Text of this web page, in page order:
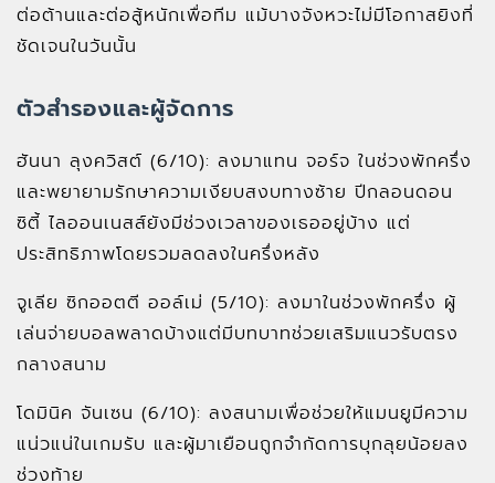
ต่อต้านและต่อสู้หนักเพื่อทีม แม้บางจังหวะไม่มีโอกาสยิงที่
ชัดเจนในวันนั้น
ตัวสำรองและผู้จัดการ
ฮันนา ลุงควิสต์ (6/10): ลงมาแทน จอร์จ ในช่วงพักครึ่ง
และพยายามรักษาความเงียบสงบทางซ้าย ปีกลอนดอน
ซิตี้ ไลออนเนสส์ยังมีช่วงเวลาของเธออยู่บ้าง แต่
ประสิทธิภาพโดยรวมลดลงในครึ่งหลัง
จูเลีย ซิกออตตี ออล์เม่ (5/10): ลงมาในช่วงพักครึ่ง ผู้
เล่นจ่ายบอลพลาดบ้างแต่มีบทบาทช่วยเสริมแนวรับตรง
กลางสนาม
โดมินิค จันเซน (6/10): ลงสนามเพื่อช่วยให้แมนยูมีความ
แน่วแน่ในเกมรับ และผู้มาเยือนถูกจำกัดการบุกลุยน้อยลง
ช่วงท้าย